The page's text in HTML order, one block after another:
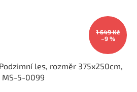
1 649 Kč
–9 %
les, rozměr 375x250cm,
MS-5-0099